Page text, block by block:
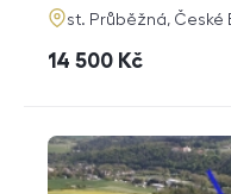
adresa
st. Průběžná, České
cena
14 500 Kč